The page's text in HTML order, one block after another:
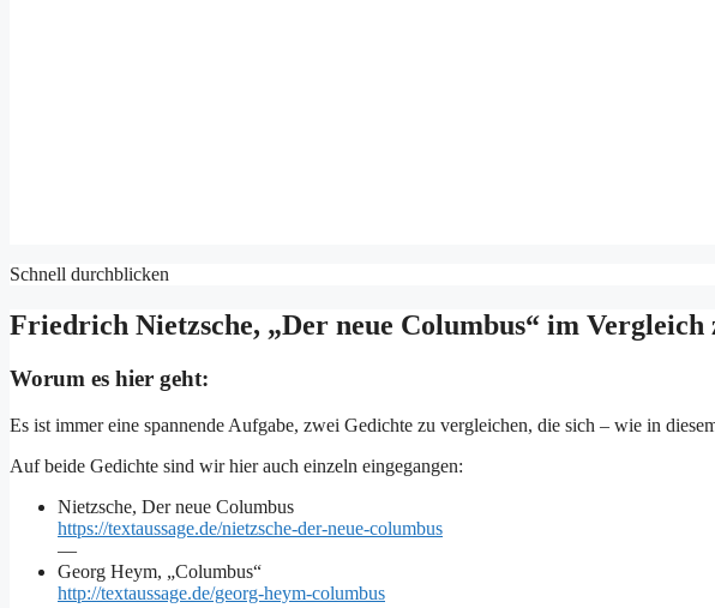
Schnell durchblicken
Friedrich Nietzsche, „Der neue Columbus“ im
Worum es hier geht:
Es ist immer eine spannende Aufgabe, zwei Gedichte zu vergleichen, die sich – wie in
Auf beide Gedichte sind wir hier auch einzeln eingegangen:
Nietzsche, Der neue Columbus
https://textaussage.de/nietzsche-der-neue-columbus
—
Georg Heym, „Columbus“
http://textaussage.de/georg-heym-columbus